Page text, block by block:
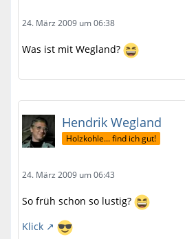
24. März 2009 um 06:38
Was ist mit Wegland?
Hendrik Wegland
Holzkohle... find ich gut!
24. März 2009 um 06:43
So früh schon so lustig?
Klick